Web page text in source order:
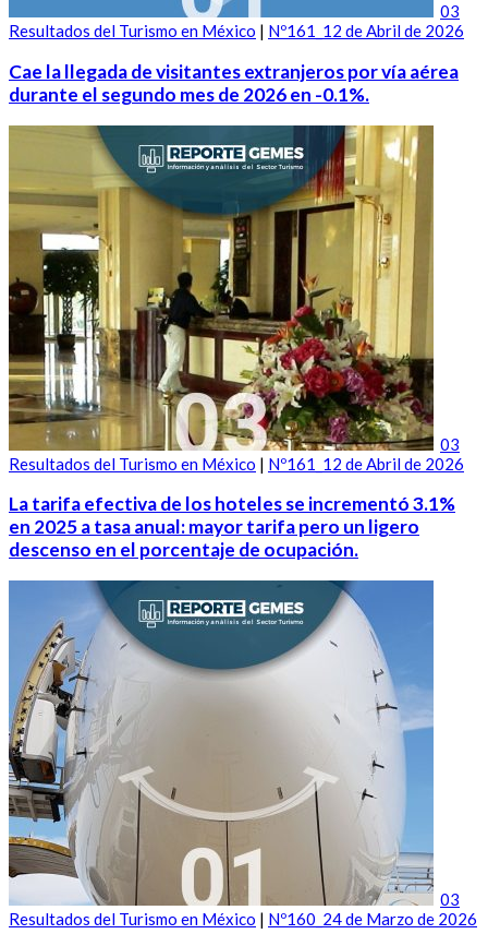
03
Resultados del Turismo en México | Nº161_12 de Abril de 2026
Cae la llegada de visitantes extranjeros por vía aérea
durante el segundo mes de 2026 en -0.1%.
03
Resultados del Turismo en México | Nº161_12 de Abril de 2026
La tarifa efectiva de los hoteles se incrementó 3.1%
en 2025 a tasa anual: mayor tarifa pero un ligero
descenso en el porcentaje de ocupación.
03
Resultados del Turismo en México | Nº160_24 de Marzo de 2026